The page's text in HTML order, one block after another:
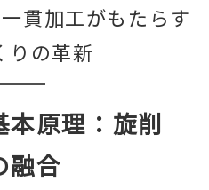
貫加工がもたらす
りの革新
原理：旋削
融合